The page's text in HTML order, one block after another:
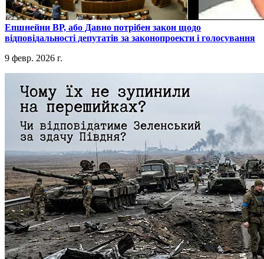
​Епшнейни ВР, або Давно потрібен закон щодо
відповідальності депутатів за законопроекти і голосування
9 февр. 2026 г.